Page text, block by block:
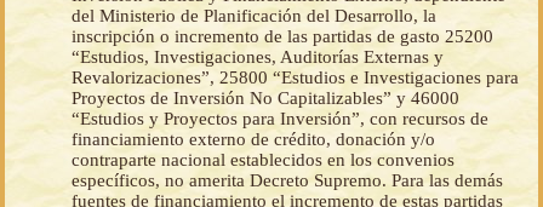
del Ministerio de Planificación del Desarrollo, la
inscripción o incremento de las partidas de gasto 25200
“Estudios, Investigaciones, Auditorías Externas y
Revalorizaciones”, 25800 “Estudios e Investigaciones para
Proyectos de Inversión No Capitalizables” y 46000
“Estudios y Proyectos para Inversión”, con recursos de
financiamiento externo de crédito, donación y/o
contraparte nacional establecidos en los convenios
específicos, no amerita Decreto Supremo. Para las demás
fuentes de financiamiento el incremento de estas partidas